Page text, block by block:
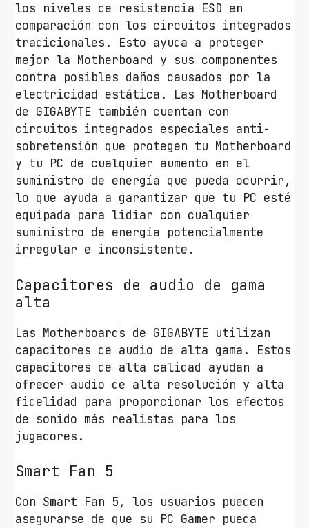
los niveles de resistencia ESD en
comparación con los circuitos integrados
tradicionales. Esto ayuda a proteger
mejor la Motherboard y sus componentes
contra posibles daños causados por la
electricidad estática. Las Motherboard
de GIGABYTE también cuentan con
circuitos integrados especiales anti-
sobretensión que protegen tu Motherboard
y tu PC de cualquier aumento en el
suministro de energía que pueda ocurrir,
lo que ayuda a garantizar que tu PC esté
equipada para lidiar con cualquier
suministro de energía potencialmente
irregular e inconsistente.
Capacitores de audio de gama
alta
Las Motherboards de GIGABYTE utilizan
capacitores de audio de alta gama. Estos
capacitores de alta calidad ayudan a
ofrecer audio de alta resolución y alta
fidelidad para proporcionar los efectos
de sonido más realistas para los
jugadores.
Smart Fan 5
Con Smart Fan 5, los usuarios pueden
asegurarse de que su PC Gamer pueda